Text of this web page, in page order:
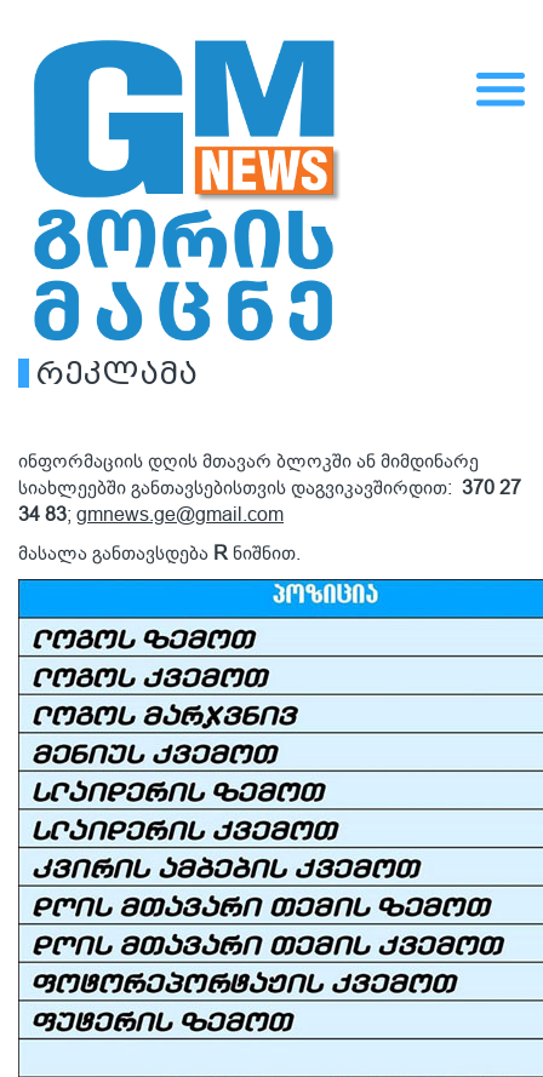
რეკლამა
ინფორმაციის დღის მთავარ ბლოკში ან მიმდინარე
სიახლეებში განთავსებისთვის დაგვიკავშირდით: 370 27
34 83; gmnews.ge@gmail.com
მასალა განთავსდება R ნიშნით.